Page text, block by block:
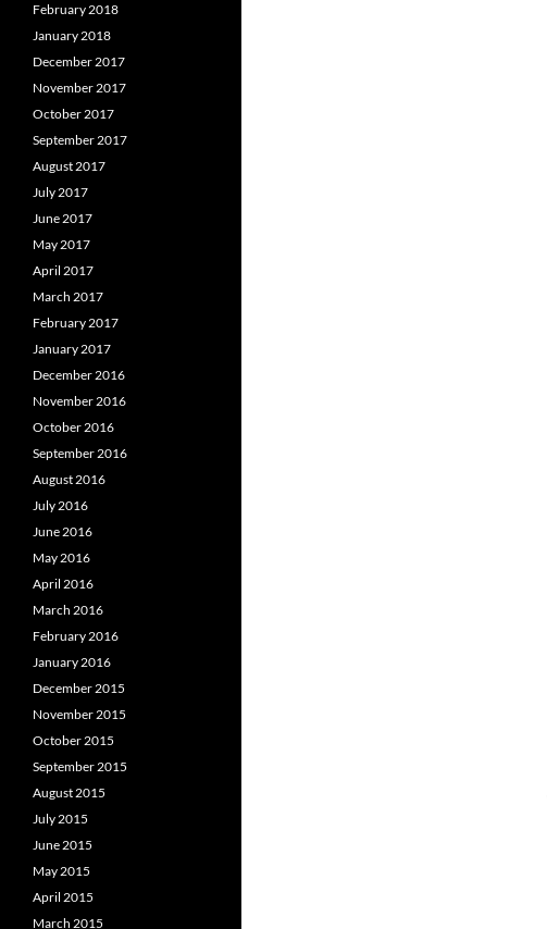
February 2018
January 2018
December 2017
November 2017
October 2017
September 2017
August 2017
July 2017
June 2017
May 2017
April 2017
March 2017
February 2017
January 2017
December 2016
November 2016
October 2016
September 2016
August 2016
July 2016
June 2016
May 2016
April 2016
March 2016
February 2016
January 2016
December 2015
November 2015
October 2015
September 2015
August 2015
July 2015
June 2015
May 2015
April 2015
March 2015